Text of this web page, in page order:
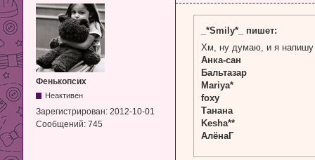
Фенькопсих
Неактивен
Зарегистрирован: 2012-10-01
Сообщений: 745
_*Smily*_ пишет:
Хм, ну думаю, и я
Анка-сан
Бальтазар
Mariya*
foxy
Танана
Kesha**
АлёнаГ